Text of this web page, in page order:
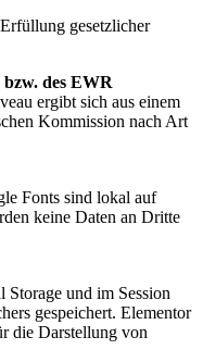
gesetzlicher
des EWR
ergibt sich aus einem
Kommission nach Art
Fonts sind lokal auf
keine Daten an Dritte
und im Session
gespeichert. Elementor
die Darstellung von